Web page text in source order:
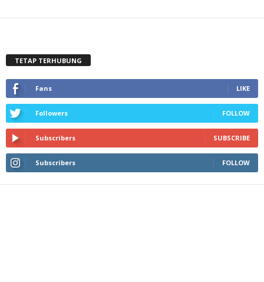
TETAP TERHUBUNG
Fans LIKE
Followers FOLLOW
Subscribers SUBSCRIBE
Subscribers FOLLOW